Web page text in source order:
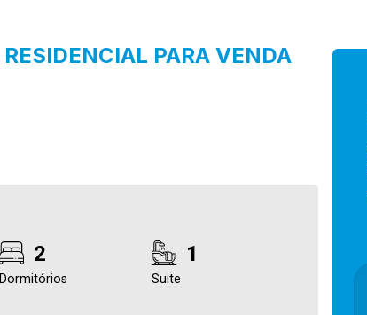
RESIDENCIAL PARA VENDA
2
Dormitórios
1
Suite